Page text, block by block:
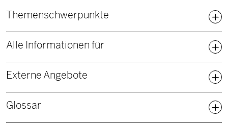
Fußbereich Sitemap
Themenschwerpunkte
Alle Informationen für
Externe Angebote
Glossar